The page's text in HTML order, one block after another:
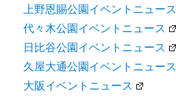
上野恩賜公園イベントニュース
代々木公園イベントニュース
日比谷公園イベントニュース
久屋大通公園イベントニュース
大阪イベントニュース